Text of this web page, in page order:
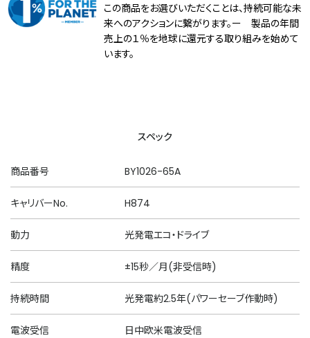
この商品をお選びいただくことは、持続可能な未
来へのアクションに繋がります。ー 製品の年間
売上の１％を地球に還元する取り組みを始めて
います。
スペック
商品番号 BY1026-65A
キャリバーNo. H874
動力 光発電エコ・ドライブ
精度 ±15秒／月(非受信時)
持続時間 光発電約2.5年(パワーセーブ作動時)
電波受信 日中欧米電波受信